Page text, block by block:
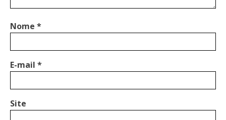
Nome *
E-mail *
Site